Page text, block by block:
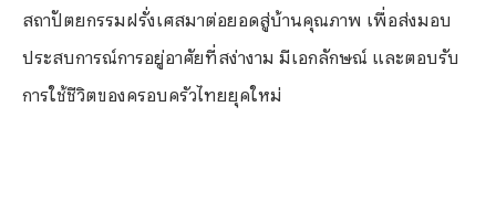
สถาปัตยกรรมฝรั่งเศสมาต่อยอดสู่บ้านคุณภาพ เพื่อส่งมอบ
ประสบการณ์การอยู่อาศัยที่สง่างาม มีเอกลักษณ์ และตอบรับ
การใช้ชีวิตของครอบครัวไทยยุคใหม่